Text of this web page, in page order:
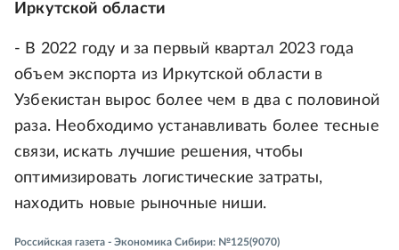
Иркутской области
- В 2022 году и за первый квартал 2023 года
объем экспорта из Иркутской области в
Узбекистан вырос более чем в два с половиной
раза. Необходимо устанавливать более тесные
связи, искать лучшие решения, чтобы
оптимизировать логистические затраты,
находить новые рыночные ниши.
Российская газета - Экономика Сибири: №125(9070)